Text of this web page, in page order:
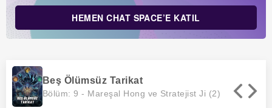
HEMEN CHAT SPACE’E KATIL
Beş Ölümsüz Tarikat
Bölüm: 9 - Mareşal Hong ve Stratejist Ji (2)